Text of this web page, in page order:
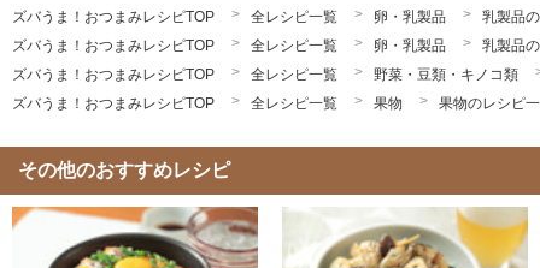
ズバうま！おつまみレシピTOP 全レシピ一覧 卵・乳製品
乳製品
ズバうま！おつまみレシピTOP
全レシピ一覧 卵・乳製品
乳製品
ズバうま！おつまみレシピTOP
全レシピ一覧
野菜・豆類・キノコ類
ズバうま！おつまみレシピTOP
全レシピ一覧 果物 果物のレシピ
その他のおすすめレシピ